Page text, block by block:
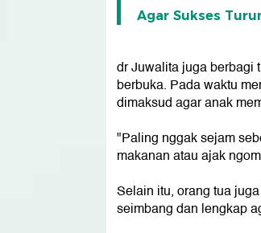
Agar Sukses
dr Juwalita juga berbagi
berbuka. Pada waktu
dimaksud agar anak
"Paling nggak sejam
makanan atau ajak
Selain itu, orang tua
seimbang dan lengkap